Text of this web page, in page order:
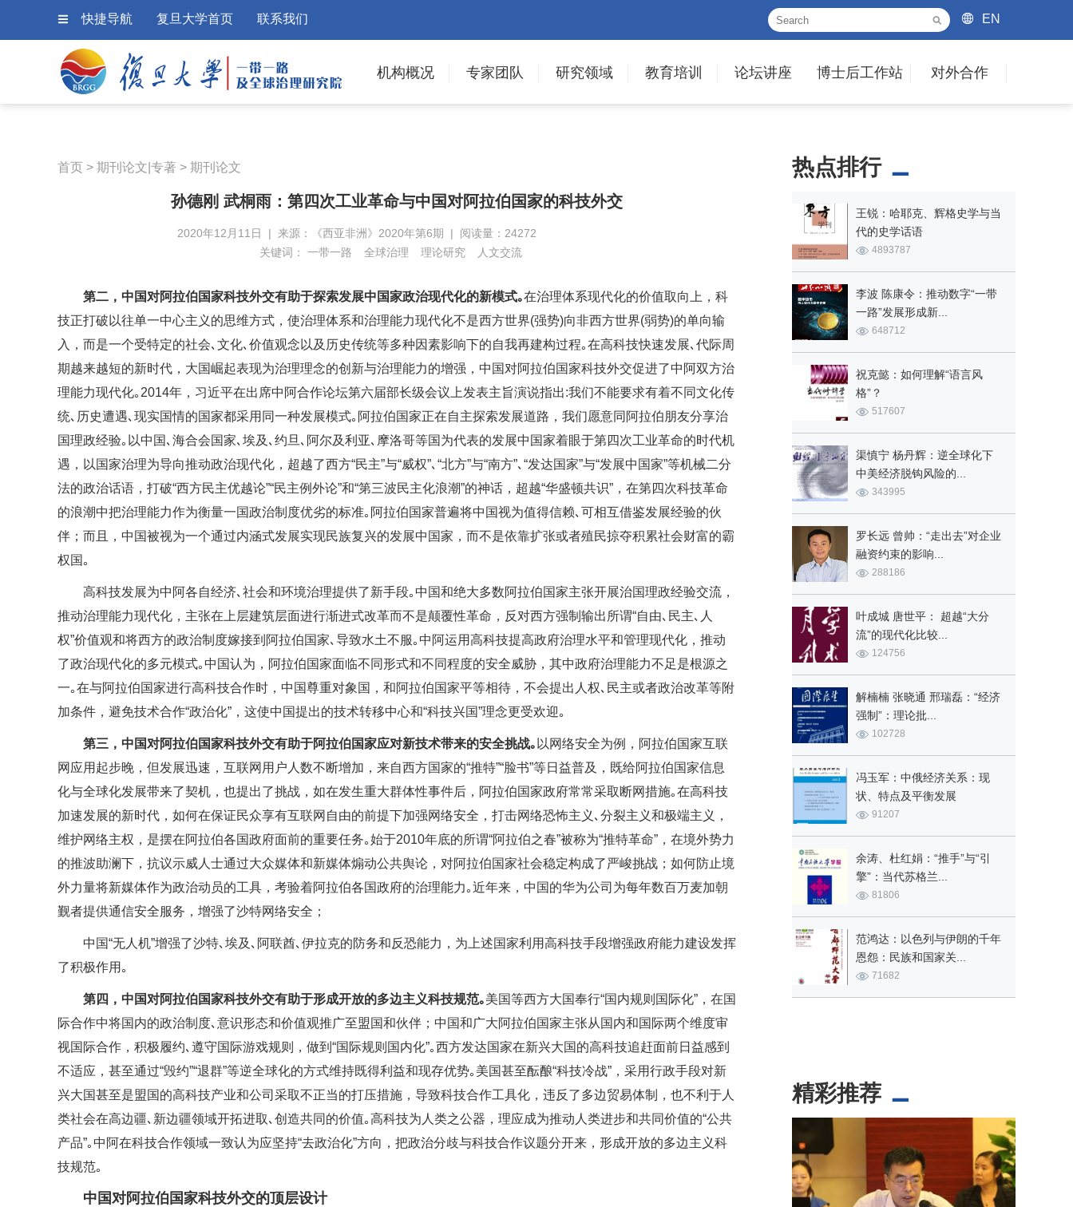
快捷导航 复旦大学首页 联系我们 EN
机构概况 专家团队 研究领域 教育培训 论坛讲座 博士后工作站 对外合作
首页 > 期刊论文|专著 > 期刊论文
孙德刚 武桐雨：第四次工业革命与中国对阿拉伯国家的科技外交
2020年12月11日 | 来源：《西亚非洲》2020年第6期 | 阅读量：24272
关键词： 一带一路 全球治理 理论研究 人文交流
第二，中国对阿拉伯国家科技外交有助于探索发展中国家政治现代化的新模式｡在治理体系现代化的价值取向上，科
技正打破以往单一中心主义的思维方式，使治理体系和治理能力现代化不是西方世界(强势)向非西方世界(弱势)的单向输
入，而是一个受特定的社会､文化､价值观念以及历史传统等多种因素影响下的自我再建构过程｡在高科技快速发展､代际周
期越来越短的新时代，大国崛起表现为治理理念的创新与治理能力的增强，中国对阿拉伯国家科技外交促进了中阿双方治
理能力现代化｡2014年，习近平在出席中阿合作论坛第六届部长级会议上发表主旨演说指出:我们不能要求有着不同文化传
统､历史遭遇､现实国情的国家都采用同一种发展模式｡阿拉伯国家正在自主探索发展道路，我们愿意同阿拉伯朋友分享治
国理政经验｡以中国､海合会国家､埃及､约旦､阿尔及利亚､摩洛哥等国为代表的发展中国家着眼于第四次工业革命的时代机
遇，以国家治理为导向推动政治现代化，超越了西方“民主”与“威权”､“北方”与“南方”､“发达国家”与“发展中国家”等机械二分
法的政治话语，打破“西方民主优越论”“民主例外论”和“第三波民主化浪潮”的神话，超越“华盛顿共识”，在第四次科技革命
的浪潮中把治理能力作为衡量一国政治制度优劣的标准｡阿拉伯国家普遍将中国视为值得信赖､可相互借鉴发展经验的伙
伴；而且，中国被视为一个通过内涵式发展实现民族复兴的发展中国家，而不是依靠扩张或者殖民掠夺积累社会财富的霸
权国｡
高科技发展为中阿各自经济､社会和环境治理提供了新手段｡中国和绝大多数阿拉伯国家主张开展治国理政经验交流，
推动治理能力现代化，主张在上层建筑层面进行渐进式改革而不是颠覆性革命，反对西方强制输出所谓“自由､民主､人
权”价值观和将西方的政治制度嫁接到阿拉伯国家､导致水土不服｡中阿运用高科技提高政府治理水平和管理现代化，推动
了政治现代化的多元模式｡中国认为，阿拉伯国家面临不同形式和不同程度的安全威胁，其中政府治理能力不足是根源之
一｡在与阿拉伯国家进行高科技合作时，中国尊重对象国，和阿拉伯国家平等相待，不会提出人权､民主或者政治改革等附
加条件，避免技术合作“政治化”，这使中国提出的技术转移中心和“科技兴国”理念更受欢迎｡
第三，中国对阿拉伯国家科技外交有助于阿拉伯国家应对新技术带来的安全挑战｡ 以网络安全为例，阿拉伯国家互联
网应用起步晚，但发展迅速，互联网用户人数不断增加，来自西方国家的“推特”“脸书”等日益普及，既给阿拉伯国家信息
化与全球化发展带来了契机，也提出了挑战，如在发生重大群体性事件后，阿拉伯国家政府常常采取断网措施｡在高科技
加速发展的新时代，如何在保证民众享有互联网自由的前提下加强网络安全，打击网络恐怖主义､分裂主义和极端主义，
维护网络主权，是摆在阿拉伯各国政府面前的重要任务｡始于2010年底的所谓“阿拉伯之春”被称为“推特革命”，在境外势力
的推波助澜下，抗议示威人士通过大众媒体和新媒体煽动公共舆论，对阿拉伯国家社会稳定构成了严峻挑战；如何防止境
外力量将新媒体作为政治动员的工具，考验着阿拉伯各国政府的治理能力｡近年来，中国的华为公司为每年数百万麦加朝
觐者提供通信安全服务，增强了沙特网络安全；
中国“无人机”增强了沙特､埃及､阿联酋､伊拉克的防务和反恐能力，为上述国家利用高科技手段增强政府能力建设发挥
了积极作用｡
第四，中国对阿拉伯国家科技外交有助于形成开放的多边主义科技规范｡美国等西方大国奉行“国内规则国际化”，在国
际合作中将国内的政治制度､意识形态和价值观推广至盟国和伙伴；中国和广大阿拉伯国家主张从国内和国际两个维度审
视国际合作，积极履约､遵守国际游戏规则，做到“国际规则国内化”｡西方发达国家在新兴大国的高科技追赶面前日益感到
不适应，甚至通过“毁约”“退群”等逆全球化的方式维持既得利益和现存优势｡美国甚至酝酿“科技冷战”，采用行政手段对新
兴大国甚至是盟国的高科技产业和公司采取不正当的打压措施，导致科技合作工具化，违反了多边贸易体制，也不利于人
类社会在高边疆､新边疆领域开拓进取､创造共同的价值｡高科技为人类之公器，理应成为推动人类进步和共同价值的“公共
产品”｡中阿在科技合作领域一致认为应坚持“去政治化”方向，把政治分歧与科技合作议题分开来，形成开放的多边主义科
技规范｡
中国对阿拉伯国家科技外交的顶层设计
热点排行
王锐：哈耶克、辉格史学与当
代的史学话语
4893787
李波 陈康令：推动数字“一带
一路”发展形成新...
648712
祝克懿：如何理解“语言风
格”？
517607
渠慎宁 杨丹辉：逆全球化下
中美经济脱钩风险的...
343995
罗长远 曾帅：“走出去”对企业
融资约束的影响...
288186
叶成城 唐世平： 超越“大分
流”的现代化比较...
124756
解楠楠 张晓通 邢瑞磊：“经济
强制”：理论批...
102728
冯玉军：中俄经济关系：现
状、特点及平衡发展
91207
余涛、杜红娟：“推手”与“引
擎”：当代苏格兰...
81806
范鸿达：以色列与伊朗的千年
恩怨：民族和国家关...
71682
精彩推荐